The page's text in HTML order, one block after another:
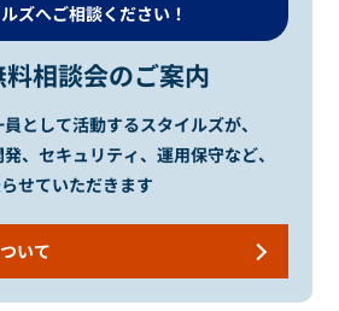
ズへご相談ください！
料相談会のご案内
として活動するスタイルズが、
、セキュリティ、運用保守など、
せていただきます
いて